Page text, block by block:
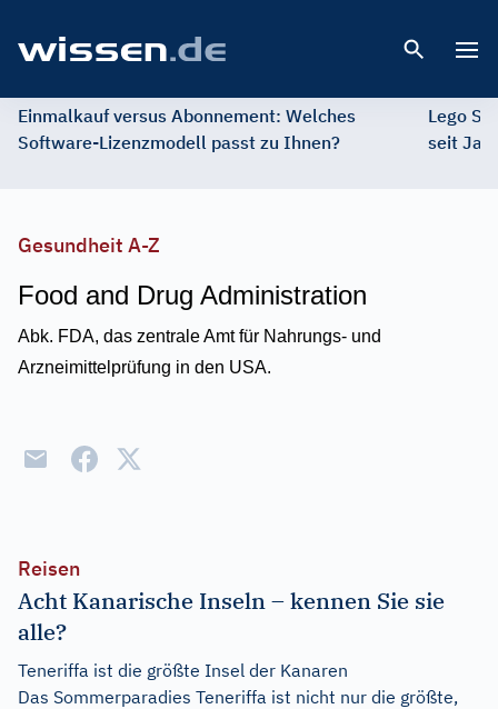
Einmalkauf versus Abonnement: Welches
Software-Lizenzmodell passt zu Ihnen?
Lego
seit
Gesundheit A-Z
Food and Drug Administration
Abk. FDA, das zentrale Amt für Nahrungs- und
Arzneimittelprüfung in den USA.
Reisen
Acht Kanarische Inseln – kennen Sie sie
alle?
Teneriffa ist die größte Insel der Kanaren
Das Sommerparadies Teneriffa ist nicht nur die größte,